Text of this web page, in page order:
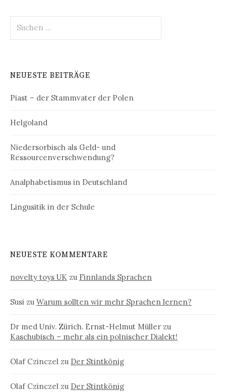
nach:
NEUESTE BEITRÄGE
Piast – der Stammvater der Polen
Helgoland
Niedersorbisch als Geld- und
Ressourcenverschwendung?
Analphabetismus in Deutschland
Lingusitik in der Schule
NEUESTE KOMMENTARE
novelty toys UK zu Finnlands Sprachen
Susi zu Warum sollten wir mehr Sprachen lernen?
Dr med Univ. Zürich. Ernst-Helmut Müller zu
Kaschubisch – mehr als ein polnischer Dialekt!
Olaf Czinczel zu Der Stintkönig
Olaf Czinczel zu Der Stintkönig